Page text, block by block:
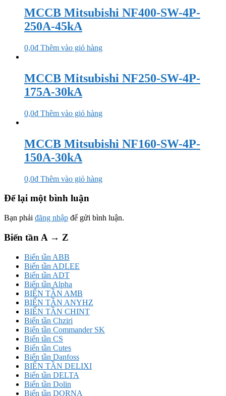
MCCB Mitsubishi NF400-SW-4P-
250A-45kA
0,0₫ Thêm vào giỏ hàng
MCCB Mitsubishi NF250-SW-4P-
175A-30kA
0,0₫ Thêm vào giỏ hàng
MCCB Mitsubishi NF160-SW-4P-
150A-30kA
0,0₫ Thêm vào giỏ hàng
Để lại một bình luận
Bạn phải đăng nhập để gửi bình luận.
Biến tần A → Z
Biến tần ABB
Biến tần ADLEE
Biến tần ADT
Biến tần Alpha
BIẾN TẦN AMB
BIẾN TẦN ANYHZ
BIẾN TẦN CHINT
Biến tần Chziri
Biến tần Commander SK
Biến tần CS
Biến tần Cutes
Biến tần Danfoss
BIẾN TẦN DELIXI
Biến tần DELTA
Biến tần Dolin
Biến tần DORNA